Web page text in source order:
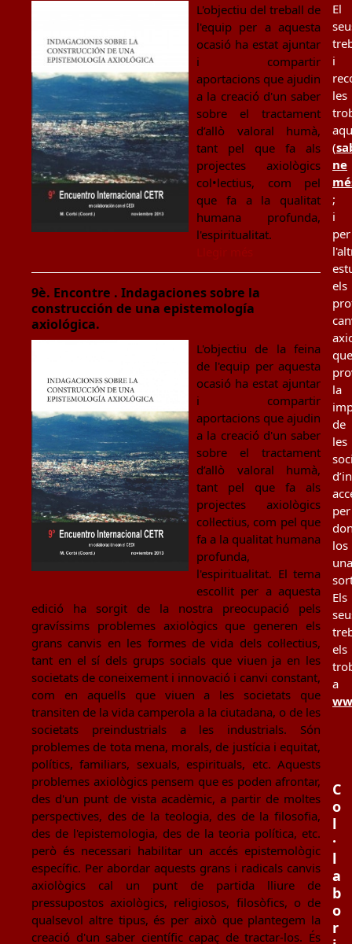
L'objectiu del treball de
l'equip per a aquesta
ocasió ha estat ajuntar
i compartir
aportacions que ajudin
a la creació d'un saber
sobre el tractament
d’allò valoral humà,
tant pel que fa als
projectes axiològics
col•lectius, com pel
que fa a la qualitat
humana profunda,
l'espiritualitat.
9è. Encontre . Indagaciones sobre la
construcción de una epistemología
axiológica.
L'objectiu de la feina
de l'equip per aquesta
ocasió ha estat ajuntar
i compartir
aportacions que ajudin
a la creació d'un saber
sobre el tractament
d’allò valoral humà,
tant pel que fa als
projectes axiològics
col·lectius, com pel que
fa a la qualitat humana
profunda,
l'espiritualitat. El tema
escollit per a aquesta
edició ha sorgit de la nostra preocupació pels
gravíssims problemes axiològics que generen els
grans canvis en les formes de vida dels col·lectius,
tant en el sí dels grups socials que viuen ja en les
societats de coneixement i innovació i canvi constant,
com en aquells que viuen a les societats que
transiten de la vida camperola a la ciutadana, o de les
societats preindustrials a les industrials. Són
problemes de tota mena, morals, de justícia i equitat,
polítics, familiars, sexuals, espirituals, etc. Aquests
problemes axiològics pensem que es poden afrontar,
des d'un punt de vista acadèmic, a partir de moltes
perspectives, des de la teologia, des de la filosofia,
des de l'epistemologia, des de la teoria política, etc.
però és necessari habilitar un accés epistemològic
específic. Per abordar aquests grans i radicals canvis
axiològics cal un punt de partida lliure de
pressupostos axiològics, religiosos, filosòfics, o de
qualsevol altre tipus, és per això que plantegem la
creació d'un saber científic capaç de tractar-los. És
El
i
les
(
ne
;
i
per
els
que
la
de
les
per
los
una
Els
els
a
C
o
l
·
l
a
b
o
r